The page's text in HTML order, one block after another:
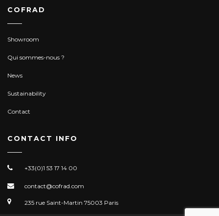
COFRAD
Showroom
Qui sommes-nous ?
News
Sustainability
Contact
CONTACT INFO
+33(0)1 53 17 14 00
contact@cofrad.com
235 rue Saint-Martin 75003 Paris